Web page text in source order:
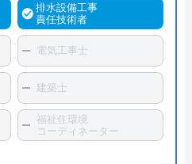
排水設備工事
責任技術者
電気工事士
建築士
福祉住環境
コーディネーター